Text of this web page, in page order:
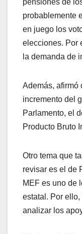
pensiones de
probablemente
en juego los
elecciones. Por
la demanda de
Además, afirmó
incremento del
Parlamento, el
Producto Bruto
Otro tema que
revisar es el de
MEF es uno de
estatal. Por
analizar los